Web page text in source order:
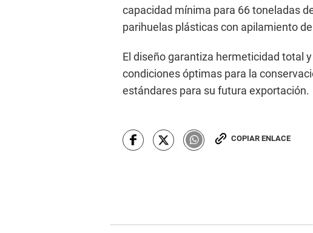
capacidad mínima para 66 toneladas
parihuelas plásticas con apilamiento
El diseño garantiza hermeticidad total
condiciones óptimas para la
estándares para su futura exportación.
COPIAR ENLACE